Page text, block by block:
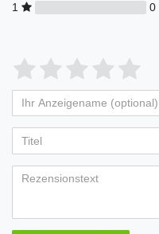
1
0
Bewertungssterne
5
4
von
5
3
von
5
2
von
5
1
von
5
Anzeigename
(optional)